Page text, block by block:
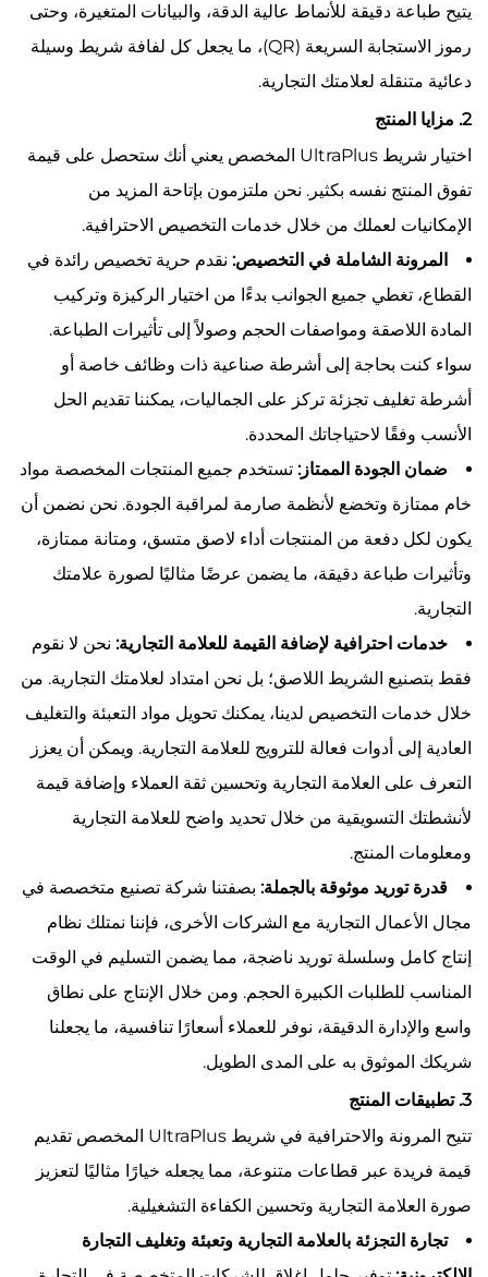
يتيح طباعة دقيقة للأنماط عالية الدقة، والبيانات المتغيرة، وحتى
رموز الاستجابة السريعة (QR)، ما يجعل كل لفافة شريط وسيلة
دعائية متنقلة لعلامتك التجارية.
2. مزايا المنتج
اختيار شريط UltraPlus المخصص يعني أنك ستحصل على قيمة
تفوق المنتج نفسه بكثير. نحن ملتزمون بإتاحة المزيد من
الإمكانيات لعملك من خلال خدمات التخصيص الاحترافية.
المرونة الشاملة في التخصيص: نقدم حرية تخصيص رائدة في
القطاع، تغطي جميع الجوانب بدءًا من اختيار الركيزة وتركيب
المادة اللاصقة ومواصفات الحجم وصولاً إلى تأثيرات الطباعة.
سواء كنت بحاجة إلى أشرطة صناعية ذات وظائف خاصة أو
أشرطة تغليف تجزئة تركز على الجماليات، يمكننا تقديم الحل
الأنسب وفقًا لاحتياجاتك المحددة.
ضمان الجودة الممتاز: تستخدم جميع المنتجات المخصصة مواد
خام ممتازة وتخضع لأنظمة صارمة لمراقبة الجودة. نحن نضمن أن
يكون لكل دفعة من المنتجات أداء لاصق متسق، ومتانة ممتازة،
وتأثيرات طباعة دقيقة، ما يضمن عرضًا مثاليًا لصورة علامتك
التجارية.
خدمات احترافية لإضافة القيمة للعلامة التجارية: نحن لا نقوم
فقط بتصنيع الشريط اللاصق؛ بل نحن امتداد لعلامتك التجارية. من
خلال خدمات التخصيص لدينا، يمكنك تحويل مواد التعبئة والتغليف
العادية إلى أدوات فعالة للترويج للعلامة التجارية. ويمكن أن يعزز
التعرف على العلامة التجارية وتحسين ثقة العملاء وإضافة قيمة
لأنشطتك التسويقية من خلال تحديد واضح للعلامة التجارية
ومعلومات المنتج.
قدرة توريد موثوقة بالجملة: بصفتنا شركة تصنيع متخصصة في
مجال الأعمال التجارية مع الشركات الأخرى، فإننا نمتلك نظام
إنتاج كامل وسلسلة توريد ناضجة، مما يضمن التسليم في الوقت
المناسب للطلبات الكبيرة الحجم. ومن خلال الإنتاج على نطاق
واسع والإدارة الدقيقة، نوفر للعملاء أسعارًا تنافسية، ما يجعلنا
شريكك الموثوق به على المدى الطويل.
3. تطبيقات المنتج
تتيح المرونة والاحترافية في شريط UltraPlus المخصص تقديم
قيمة فريدة عبر قطاعات متنوعة، مما يجعله خيارًا مثاليًا لتعزيز
صورة العلامة التجارية وتحسين الكفاءة التشغيلية.
تجارة التجزئة بالعلامة التجارية وتعبئة وتغليف التجارة